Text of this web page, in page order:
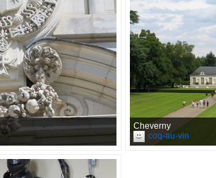
Cheverny
coq-au-vin